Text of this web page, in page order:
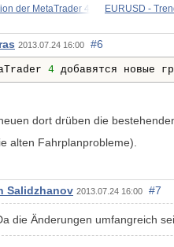
der MetaTrader 4 EURUSD -
2013.07.24 16:00 #6
4 добавятся новые
dort drüben die
alten Fahrplanprobleme).
Salidzhanov 2013.07.24 16:00 #7
die Änderungen umfangreich